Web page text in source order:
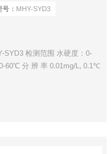
号： MHY-SYD3
SYD3 检测范围 水硬度：0-
60℃ 分 辨 率 0.01mg/L, 0.1℃
量 0.9kg 产品尺寸